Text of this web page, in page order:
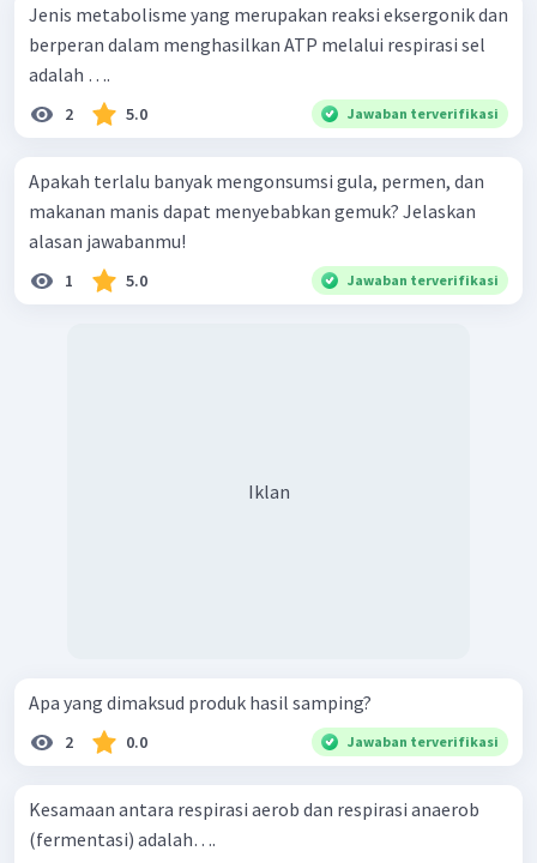
Jenis metabolisme yang merupakan reaksi eksergonik dan
berperan dalam menghasilkan ATP melalui respirasi sel
adalah ….
2 5.0 Jawaban terverifikasi
Apakah terlalu banyak mengonsumsi gula, permen, dan
makanan manis dapat menyebabkan gemuk? Jelaskan
alasan jawabanmu!
1 5.0 Jawaban terverifikasi
Iklan
Apa yang dimaksud produk hasil samping?
2 0.0 Jawaban terverifikasi
Kesamaan antara respirasi aerob dan respirasi anaerob
(fermentasi) adalah….